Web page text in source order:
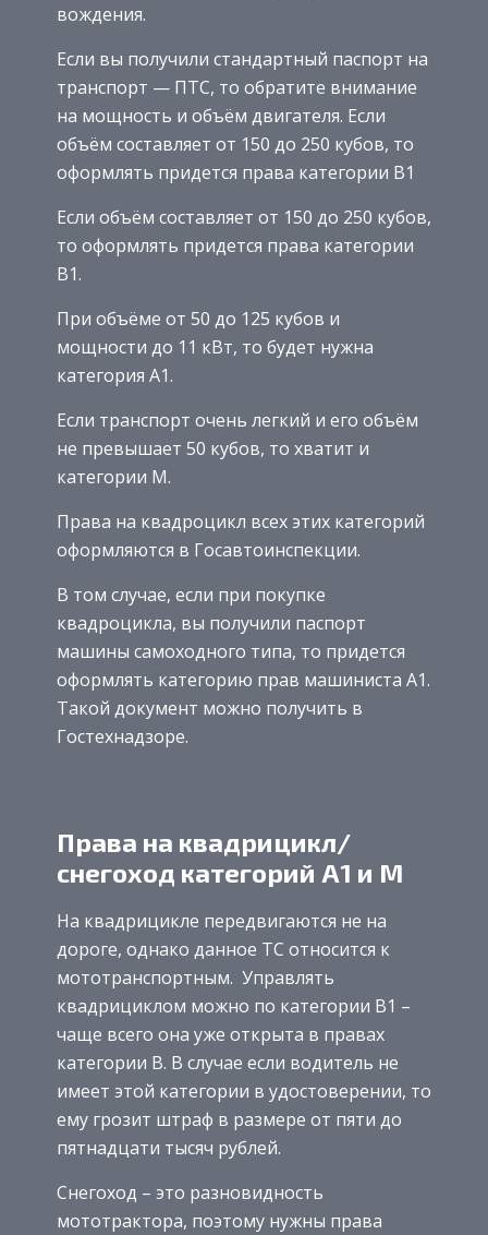
вождения.
Если вы получили стандартный паспорт на
транспорт — ПТС, то обратите внимание
на мощность и объём двигателя. Если
объём составляет от 150 до 250 кубов, то
оформлять придется права категории В1
Если объём составляет от 150 до 250 кубов,
то оформлять придется права категории
В1.
При объёме от 50 до 125 кубов и
мощности до 11 кВт, то будет нужна
категория А1.
Если транспорт очень легкий и его объём
не превышает 50 кубов, то хватит и
категории М.
Права на квадроцикл всех этих категорий
оформляются в Госавтоинспекции.
В том случае, если при покупке
квадроцикла, вы получили паспорт
машины самоходного типа, то придется
оформлять категорию прав машиниста А1.
Такой документ можно получить в
Гостехнадзоре.
Права на квадрицикл/
снегоход категорий А1 и М
На квадрицикле передвигаются не на
дороге, однако данное ТС относится к
мототранспортным. Управлять
квадрициклом можно по категории В1 –
чаще всего она уже открыта в правах
категории В. В случае если водитель не
имеет этой категории в удостоверении, то
ему грозит штраф в размере от пяти до
пятнадцати тысяч рублей.
Снегоход – это разновидность
мототрактора, поэтому нужны права